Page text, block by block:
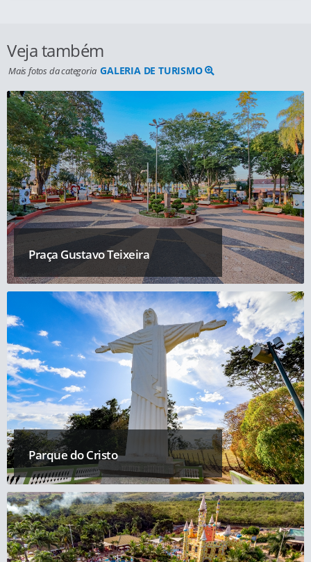
Veja também
Mais fotos da categoria GALERIA DE TURISMO
Praça Gustavo Teixeira
Parque do Cristo